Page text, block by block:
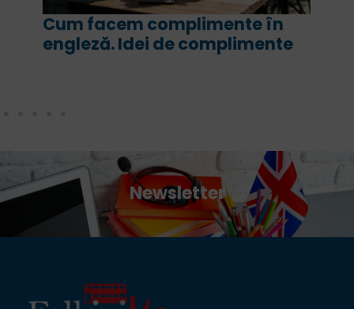
complimente în
Idei de complimente
For și since
are fiecare și
Newsletter